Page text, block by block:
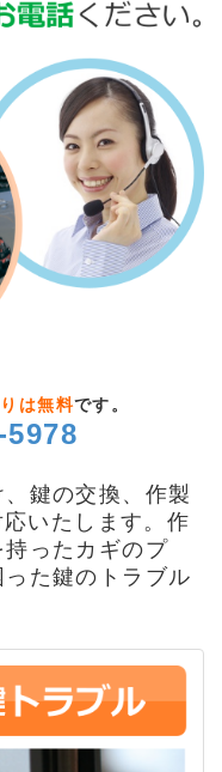
は無料です。
5978
鍵の交換、作製
いたします。作
ったカギのプ
た鍵のトラブル